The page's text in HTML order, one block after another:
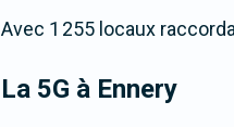
Avec 1 255 locaux
La 5G à Ennery